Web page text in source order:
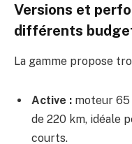
Versions et
différents
La gamme propose
Active : moteur 65
de 220 km, idéale
courts.